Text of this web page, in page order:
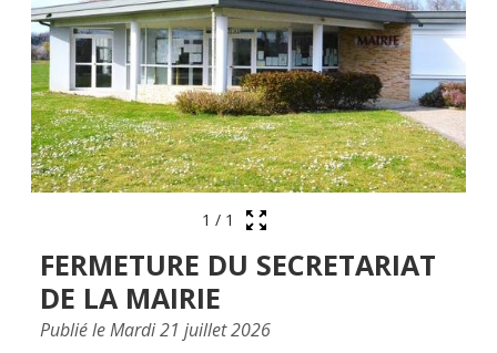
1 / 1
FERMETURE DU SECRETARIAT
DE LA MAIRIE
Publié le Mardi 21 juillet 2026